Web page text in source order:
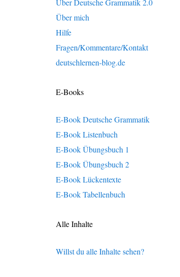
Über Deutsche Grammatik 2.0
Über mich
Hilfe
Fragen/Kommentare/Kontakt
deutschlernen-blog.de
E-Books
E-Book Deutsche Grammatik
E-Book Listenbuch
E-Book Übungsbuch 1
E-Book Übungsbuch 2
E-Book Lückentexte
E-Book Tabellenbuch
Alle Inhalte
Willst du alle Inhalte sehen?